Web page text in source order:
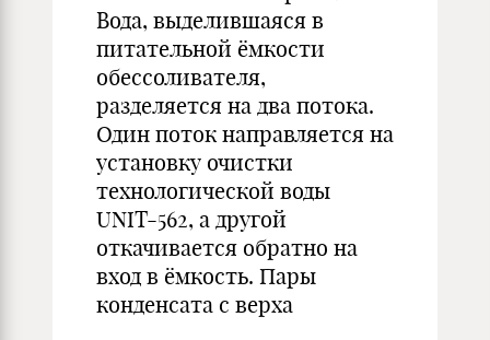
Вода, выделившаяся в
питательной ёмкости
обессоливателя,
разделяется на два потока.
Один поток направляется на
установку очистки
технологической воды
UNIT-562, а другой
откачивается обратно на
вход в ёмкость. Пары
конденсата с верха